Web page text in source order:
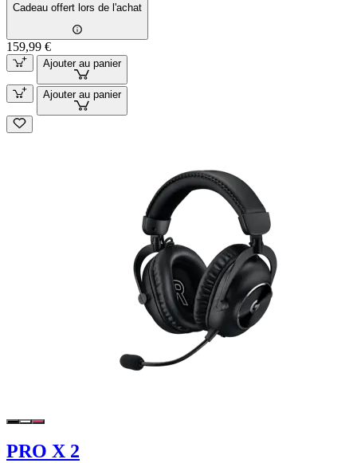
Cadeau offert lors de l'achat
159,99 €
Ajouter au panier
Ajouter au panier
PRO X 2